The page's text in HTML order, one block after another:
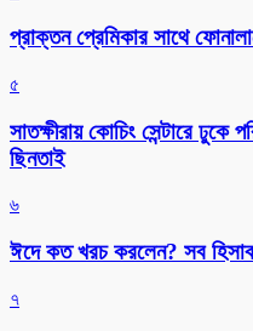
প্রাক্তন প্রেমিকার সাথে
৫
সাতক্ষীরায় কোচিং সেন্টারে ঢুকে
ছিনতাই
৬
ঈদে কত খরচ করলেন? সব
৭